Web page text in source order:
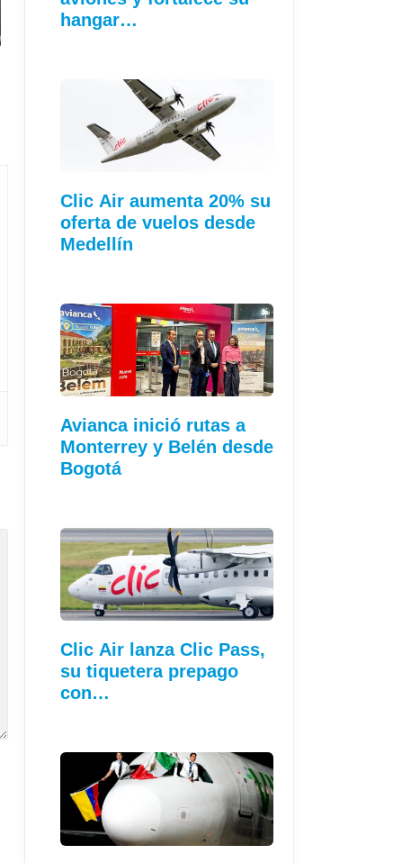
hangar…
Clic Air aumenta 20% su
oferta de vuelos desde
Medellín
Avianca inició rutas a
Monterrey y Belén desde
Bogotá
Clic Air lanza Clic Pass,
su tiquetera prepago
con…